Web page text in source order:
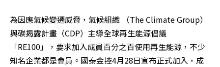
為因應氣候變遷威脅，氣候組織 （The Climate Group）
與碳揭露計畫（CDP）主導全球再生能源倡議
「RE100」，要求加入成員百分之百使用再生能源，不少
知名企業都是會員。國泰金控4月28日宣布正式加入，成